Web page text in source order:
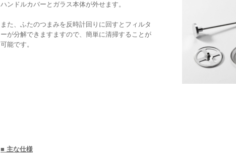
ハンドルカバーとガラス本体が外せます。
また、ふたのつまみを反時計回りに回すとフィルタ
ーが分解できますますので、簡単に清掃することが
可能です。
■ 主な仕様